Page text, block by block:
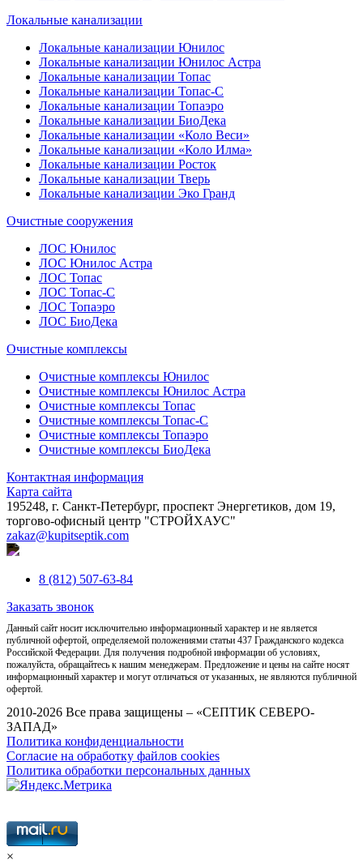
Локальные канализации
Локальные канализации Юнилос
Локальные канализации Юнилос Астра
Локальные канализации Топас
Локальные канализации Топас-С
Локальные канализации Топаэро
Локальные канализации БиоДека
Локальные канализации «Коло Веси»
Локальные канализации «Коло Илма»
Локальные канализации Росток
Локальные канализации Тверь
Локальные канализации Эко Гранд
Очистные сооружения
ЛОС Юнилос
ЛОС Юнилос Астра
ЛОС Топас
ЛОС Топас-С
ЛОС Топаэро
ЛОС БиоДека
Очистные комплексы
Очистные комплексы Юнилос
Очистные комплексы Юнилос Астра
Очистные комплексы Топас
Очистные комплексы Топас-С
Очистные комплексы Топаэро
Очистные комплексы БиоДека
Контактная информация
Карта сайта
195248, г. Санкт-Петербург, проспект Энергетиков, дом 19,
торгово-офисный центр "СТРОЙХАУС"
zakaz@kupitseptik.com
8 (812) 507-63-84
Заказать звонок
Данный сайт носит исключительно информационный характер и не является
публичной офертой, определяемой положениями статьи 437 Гражданского кодекса
Российской Федерации. Для получения подробной информации об условиях,
пожалуйста, обращайтесь к нашим менеджерам. Предложение и цены на сайте носят
информационный характер и могут отличаться от указанных, не являются публичной
офертой.
2010-2026 Все права защищены – «СЕПТИК СЕВЕРО-
ЗАПАД»
Политика конфиденциальности
Согласие на обработку файлов cookies
Политика обработки персональных данных
×